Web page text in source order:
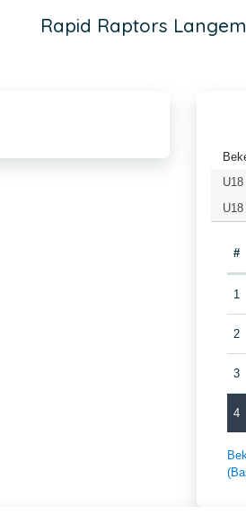
Rapid Raptors
#
1
2
3
4